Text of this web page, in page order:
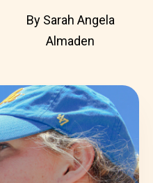
By Sarah Angela
Almaden